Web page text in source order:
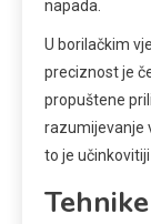
napada.
U borilačkim
preciznost je
propuštene
razumijevanje
to je